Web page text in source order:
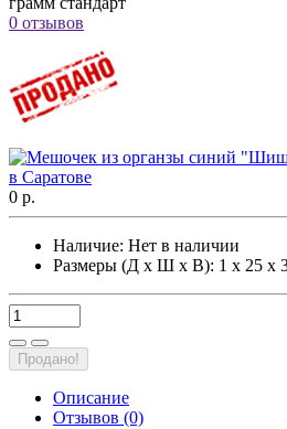
0 отзывов
0 р.
Наличие: Нет в наличии
Размеры (Д х Ш х В): 1 х 25 х
Продано!
Описание
Отзывов (0)